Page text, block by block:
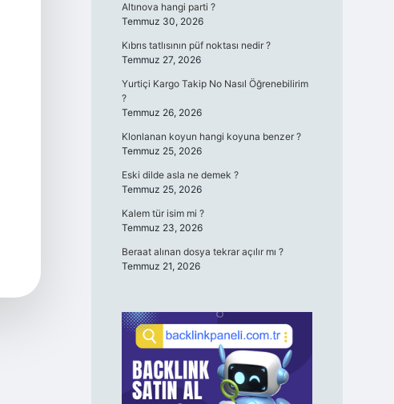
Altınova hangi parti ?
Temmuz 30, 2026
Kıbrıs tatlısının püf noktası nedir ?
Temmuz 27, 2026
Yurtiçi Kargo Takip No Nasıl Öğrenebilirim
?
Temmuz 26, 2026
Klonlanan koyun hangi koyuna benzer ?
Temmuz 25, 2026
Eski dilde asla ne demek ?
Temmuz 25, 2026
Kalem tür isim mi ?
Temmuz 23, 2026
Beraat alınan dosya tekrar açılır mı ?
Temmuz 21, 2026